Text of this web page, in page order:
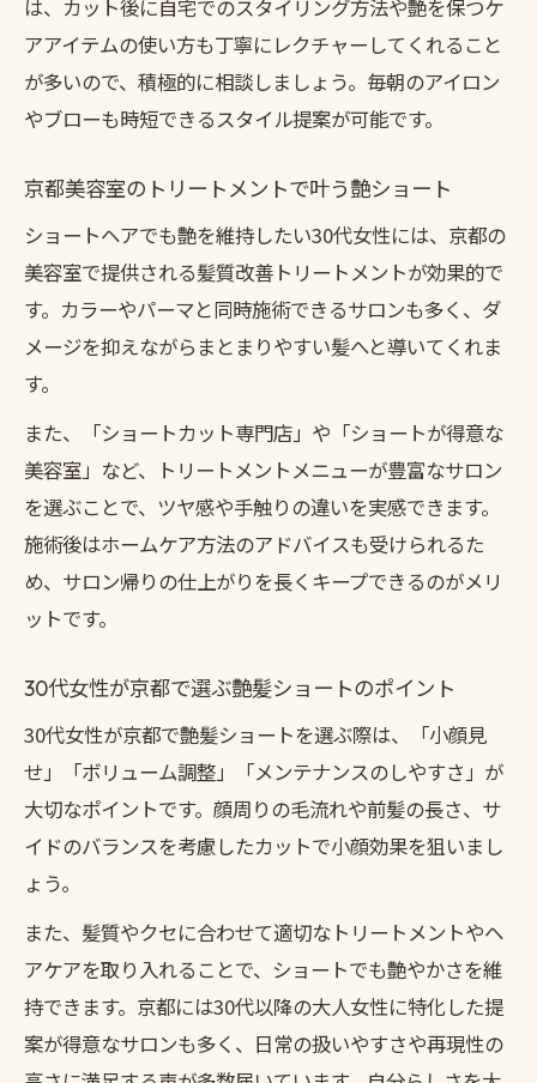
は、カット後に自宅でのスタイリング方法や艶を保つケ
アアイテムの使い方も丁寧にレクチャーしてくれること
が多いので、積極的に相談しましょう。毎朝のアイロン
やブローも時短できるスタイル提案が可能です。
京都美容室のトリートメントで叶う艶ショート
ショートヘアでも艶を維持したい30代女性には、京都の
美容室で提供される髪質改善トリートメントが効果的で
す。カラーやパーマと同時施術できるサロンも多く、ダ
メージを抑えながらまとまりやすい髪へと導いてくれま
す。
また、「ショートカット専門店」や「ショートが得意な
美容室」など、トリートメントメニューが豊富なサロン
を選ぶことで、ツヤ感や手触りの違いを実感できます。
施術後はホームケア方法のアドバイスも受けられるた
め、サロン帰りの仕上がりを長くキープできるのがメリ
ットです。
30代女性が京都で選ぶ艶髪ショートのポイント
30代女性が京都で艶髪ショートを選ぶ際は、「小顔見
せ」「ボリューム調整」「メンテナンスのしやすさ」が
大切なポイントです。顔周りの毛流れや前髪の長さ、サ
イドのバランスを考慮したカットで小顔効果を狙いまし
ょう。
また、髪質やクセに合わせて適切なトリートメントやヘ
アケアを取り入れることで、ショートでも艶やかさを維
持できます。京都には30代以降の大人女性に特化した提
案が得意なサロンも多く、日常の扱いやすさや再現性の